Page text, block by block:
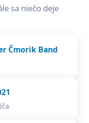
sa niečo deje
Čmorik Band